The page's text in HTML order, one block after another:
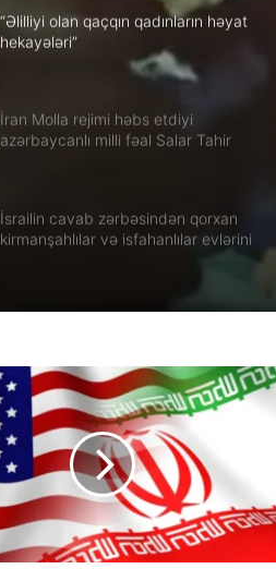
“Əlilliyi olan qaçqın qadınların həyat
hekayələri”
İran Molla rejimi həbs etdiyi
azərbaycanlı milli fəal Salar Tahir
İsrailin cavab zərbəsindən qorxan
kirmanşahlılar və isfahanlılar evlərini
Xuzistanda qadın məhbus işgəncə
Güney Azərbaycanın tarixi abidələrinə
biganəlik faktları çoxalır
İran konsulluğuna hücumla bağlı Ali
Milli Təhlükəsizlik Şurasının iclası
keçirilib.